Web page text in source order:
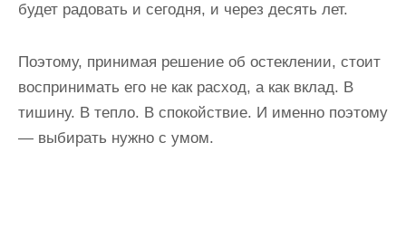
будет радовать и сегодня, и через десять лет.
Поэтому, принимая решение об остеклении, стоит
воспринимать его не как расход, а как вклад. В
тишину. В тепло. В спокойствие. И именно поэтому
— выбирать нужно с умом.